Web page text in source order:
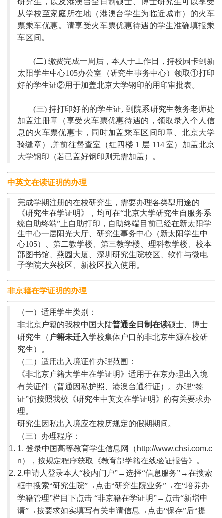
研究生，以及港澳台全日制硕士、博士研究生可以享受
从学校至家庭所在地（港澳台学生为临近城市）的火车
票乘车优惠。请享受火车票优惠待遇的学生准确填报乘
车区间。
(二) 缴费完成一周后，本人于工作日，持校园卡到新
太阳学生中心105办公室（研究生事务中心）领取①打印
好的学生证②用于加盖北京大学钢印的用印审批表。
(三) 持打印好的的学生证, 到院系研究生教务老师处
加盖注册章（享受火车票优惠待遇的，领取录入个人信
息的火车票优惠卡，同时加盖乘车区间印章、北京大学
骑缝章）,并前往督查室（红四楼 1 层 114 室）加盖北京
大学钢印（若已盖好钢印则无需加盖）。
中英文在读证明的办理
完成学期注册的在校研究生，需要办理各类型用途的
《研究生在学证明》，均可在“北京大学研究生自服务系
统自助终端”上自助打印， 自助终端目前已经在新太阳学
生中心一层阳光大厅、研究生事务中心（新太阳学生中
心105）、第二教学楼、第三教学楼、理科教学楼、校本
部图书馆、燕园大厦、深圳研究生院校区、软件与微电
子学院大兴校区、新校区投入使用。
非京籍在学证明的办理
（一）适用学生类别：
非北京户籍的我校中国大陆普通全日制在读硕士、博士
研究生（ 户籍未迁入学校集体户口的非北京生源在校研
究生）。
（二）适用出入境证件办理范围：
《非北京户籍大学生在学证明》适用于在京办理出入境
有关证件（普通因私护照、港澳台通行证）。办理“签
证”仍按照我校《研究生中英文在学证明》的有关要求办
理。
研究生因私出入境应在校历规定的假期期间。
（三）办理程序：
1. 登录中国高等教育学生信息网（ http://www.chsi.com.c
n），按规定程序获取《教育部学籍在线验证报告》。
2.申请人登录本人“校内门户”→选择“信息服务”→在搜索
框中搜索“研究生院”→点击“研究生院业务”→在“培养办
学籍管理”栏目下点击 “非京籍在学证明”→点击“新增申
请”→按要求如实填写有关申请信息→点击“保存”后“提